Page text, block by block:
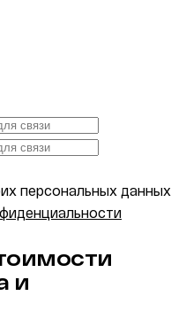
персональных данных
и